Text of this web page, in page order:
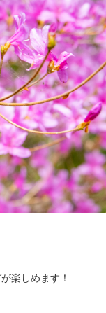
楽しめます！